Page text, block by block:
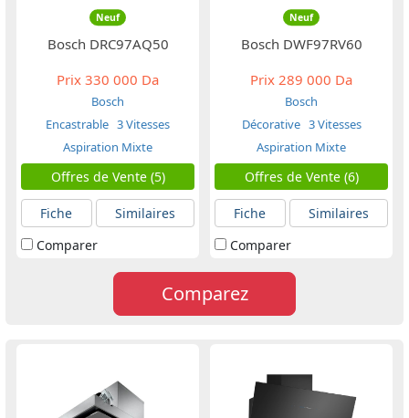
Neuf
Bosch DRC97AQ50
Prix 330 000 Da
Bosch
Encastrable 3 Vitesses
Aspiration Mixte
Offres de Vente (5)
Fiche
Similaires
Comparer
Neuf
Bosch DWF97RV60
Prix 289 000 Da
Bosch
Décorative 3 Vitesses
Aspiration Mixte
Offres de Vente (6)
Fiche
Similaires
Comparer
Comparez